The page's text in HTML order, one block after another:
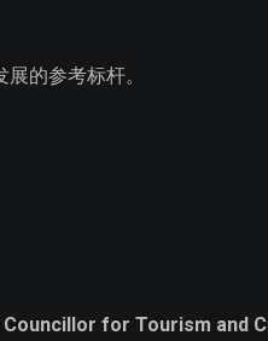
的参考标杆。
for Tourism and